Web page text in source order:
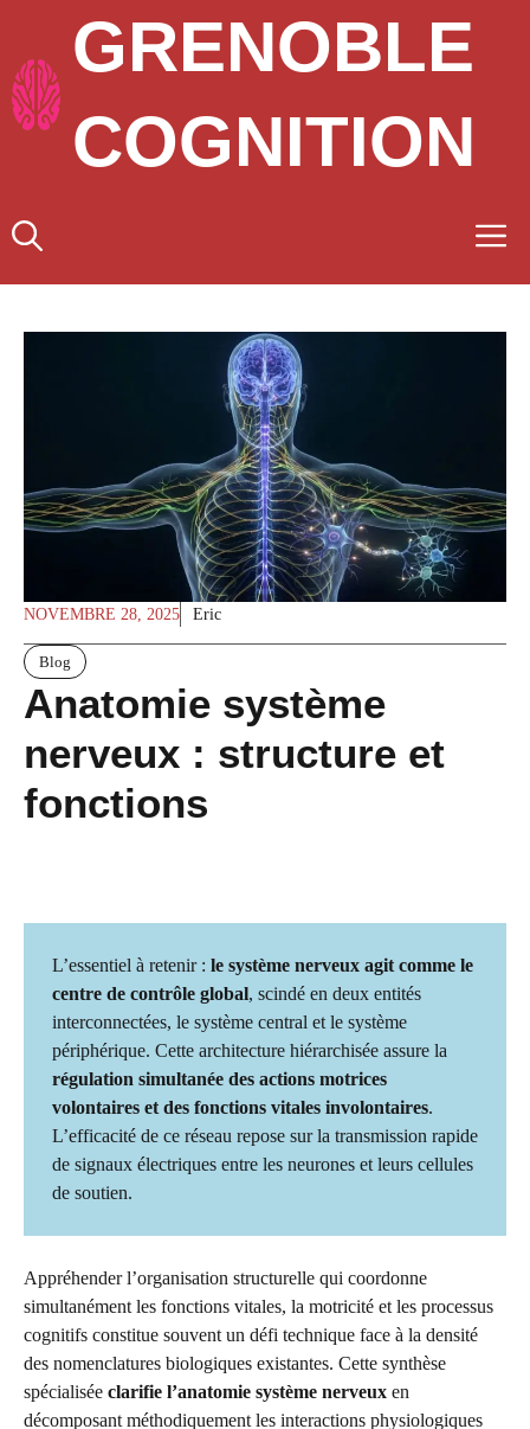
contenu
GRENOBLE
COGNITION
NOVEMBRE 28, 2025 Eric
Blog
Anatomie système
nerveux : structure et
fonctions
L’essentiel à retenir : le système nerveux agit comme le
centre de contrôle global, scindé en deux entités
interconnectées, le système central et le système
périphérique. Cette architecture hiérarchisée assure la
régulation simultanée des actions motrices
volontaires et des fonctions vitales involontaires.
L’efficacité de ce réseau repose sur la transmission rapide
de signaux électriques entre les neurones et leurs cellules
de soutien.
Appréhender l’organisation structurelle qui coordonne
simultanément les fonctions vitales, la motricité et les processus
cognitifs constitue souvent un défi technique face à la densité
des nomenclatures biologiques existantes. Cette synthèse
spécialisée clarifie l’anatomie système nerveux en
décomposant méthodiquement les interactions physiologiques